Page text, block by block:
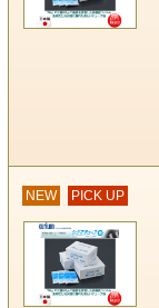
NEW PICK UP